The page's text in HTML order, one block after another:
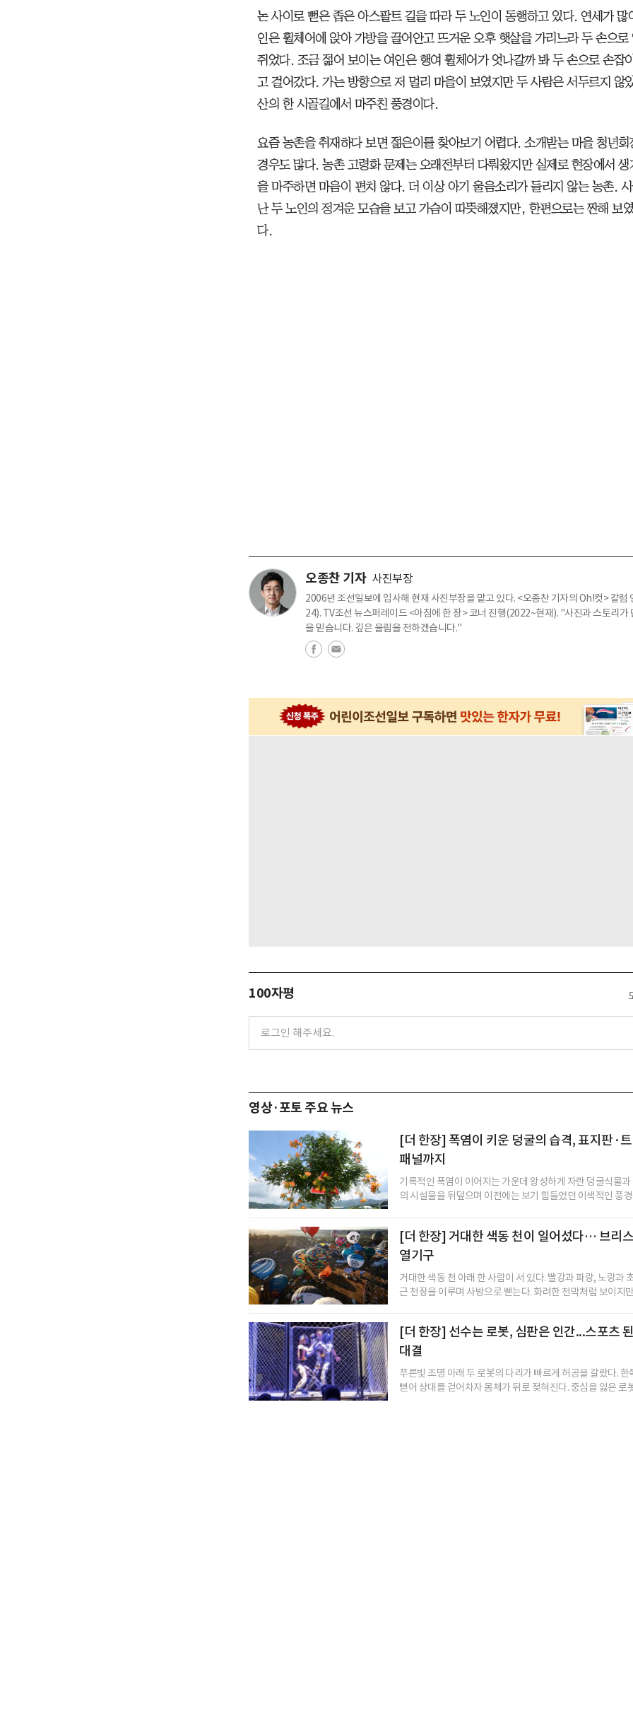
논 사이로 뻗은 좁은 아스팔트 길을 따라 두 노인이 동행하고 있다. 연세가 많
인은 휠체어에 앉아 가방을 끌어안고 뜨거운 오후 햇살을 가리느라 두 손으로
쥐었다. 조금 젊어 보이는 여인은 행여 휠체어가 엇나갈까 봐 두 손으로 손잡
고 걸어갔다. 가는 방향으로 저 멀리 마을이 보였지만 두 사람은 서두르지 않
산의 한 시골길에서 마주친 풍경이다.
요즘 농촌을 취재하다 보면 젊은이를 찾아보기 어렵다. 소개받는 마을 청년회
경우도 많다. 농촌 고령화 문제는 오래전부터 다뤄왔지만 실제로 현장에서 생
을 마주하면 마음이 편치 않다. 더 이상 아기 울음소리가 들리지 않는 농촌.
난 두 노인의 정겨운 모습을 보고 가슴이 따뜻해졌지만, 한편으로는 짠해 보
다.
오종찬 기자 사진부장
2006년 조선일보에 입사해 현재 사진부장을 맡고 있다. <오종찬 기자의 Oh!컷> 칼
24). TV조선 뉴스퍼레이드 <아침에 한 장> 코너 진행(2022~현재). "사진과 스토리가
을 믿습니다. 깊은 울림을 전하겠습니다."
100자평
영상·포토 주요 뉴스
[더 한장] 폭염이 키운 덩굴의 습격, 표지판·
패널까지
기록적인 폭염이 이어지는 가운데 왕성하게 자란 덩굴식물
의 시설물을 뒤덮으며 이전에는 보기 힘들었던 이색적인 풍
[더 한장] 거대한 색동 천이 일어섰다… 브리
열기구
거대한 색동 천 아래 한 사람이 서 있다. 빨강과 파랑, 노랑과
근 천장을 이루며 사방으로 뻗는다. 화려한 천막처럼 보이지
[더 한장] 선수는 로봇, 심판은 인간...스포츠
대결
푸른빛 조명 아래 두 로봇의 다리가 빠르게 허공을 갈랐다. 한
뻗어 상대를 걷어차자 몸체가 뒤로 젖혀진다. 중심을 잃은 로